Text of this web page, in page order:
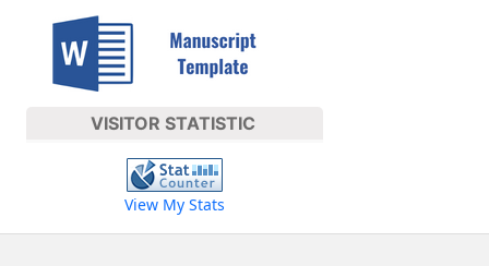
VISITOR STATISTIC
View My Stats